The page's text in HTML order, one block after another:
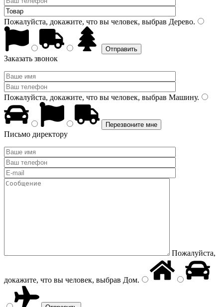
Пожалуйста, докажите, что вы человек, выбрав Дерево.
Заказать звонок
Пожалуйста, докажите, что вы человек, выбрав Машину.
Письмо директору
Пожалуйста,
докажите, что вы человек, выбрав Дом.